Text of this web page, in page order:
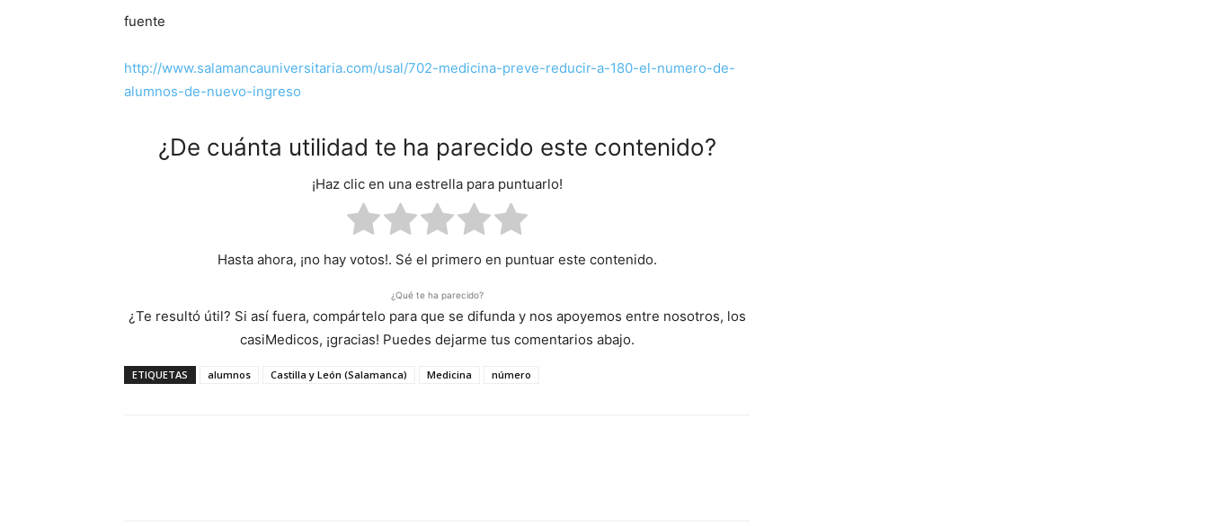
fuente
http://www.salamancauniversitaria.com/usal/702-medicina-preve-reducir-a-180-el-numero-de-
alumnos-de-nuevo-ingreso
¿De cuánta utilidad te ha parecido este contenido?
¡Haz clic en una estrella para puntuarlo!
Hasta ahora, ¡no hay votos!. Sé el primero en puntuar este contenido.
¿Qué te ha parecido?
¿Te resultó útil? Si así fuera, compártelo para que se difunda y nos apoyemos entre nosotros, los
casiMedicos, ¡gracias! Puedes dejarme tus comentarios abajo.
ETIQUETAS alumnos Castilla y León (Salamanca) Medicina número